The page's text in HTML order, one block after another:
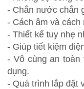
- Chắn nước chắn
- Cách âm và cách
- Thiết kế tuy nhẹ
- Giúp tiết kiệm
- Vô cùng an
dụng.
- Quá trình lắp đặt